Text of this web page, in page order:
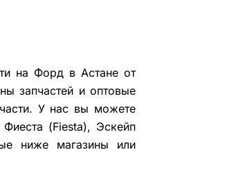
на Форд в Астане от
запчастей и оптовые
У нас вы можете
(Fiesta), Эскейп
ниже магазины или